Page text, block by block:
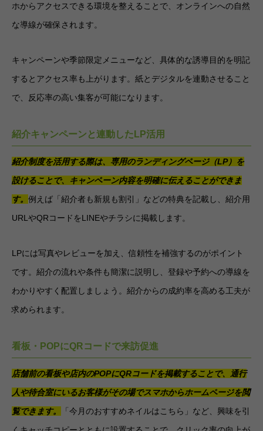
ホからアクセスできる環境を整えることで、オンラインへの自然
な導線が確保されます。
キャンペーンや季節限定メニューなど、具体的な誘導目的を明記
するとアクセス率も上がります。紙とデジタルを連動させること
で、反応率の高い集客が可能になります。
紹介キャンペーンと連動したLP活用
紹介制度を活用する際は、専用のランディングページ（LP）を
設けることで、キャンペーン内容を明確に伝えることができま
す。 例えば「紹介者も新規も割引」などの特典を記載し、紹介用
URLやQRコードをLINEやチラシに掲載します。
LPには写真やレビューを加え、信頼性を補強するのがポイント
です。紹介の流れや条件も簡潔に説明し、登録や予約への導線を
わかりやすく配置しましょう。紹介からの成約率を高める工夫が
求められます。
看板・POPにQRコードで来訪促進
店舗前の看板や店内のPOPにQRコードを掲載することで、通行
人や待合室にいるお客様がその場でスマホからホームページを閲
覧できます。
「今月のおすすめネイルはこちら」など、興味を引